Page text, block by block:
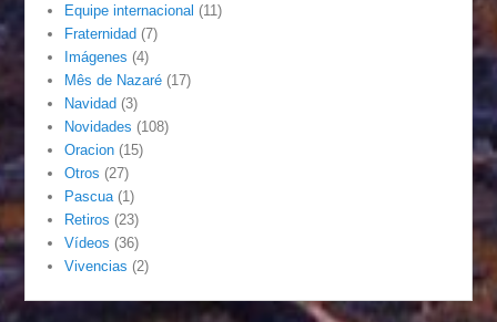
Equipe internacional (11)
Fraternidad (7)
Imágenes (4)
Mês de Nazaré (17)
Navidad (3)
Novidades (108)
Oracion (15)
Otros (27)
Pascua (1)
Retiros (23)
Vídeos (36)
Vivencias (2)